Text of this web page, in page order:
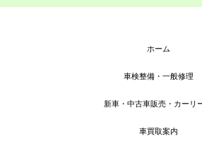
ホーム
車検整備・一般修理
新車・中古車販売・カーリ
車買取案内